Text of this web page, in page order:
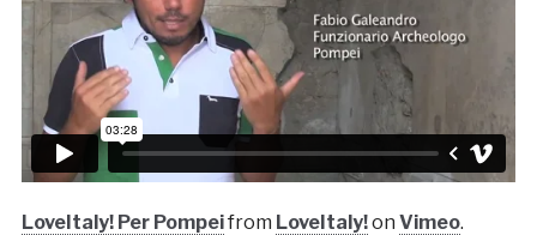
LoveItaly! Per Pompeifrom LoveItaly!on Vimeo.